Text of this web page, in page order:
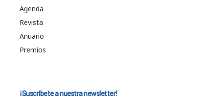
Agenda
Revista
Anuario
Premios
¡Suscríbete a nuestra newsletter!